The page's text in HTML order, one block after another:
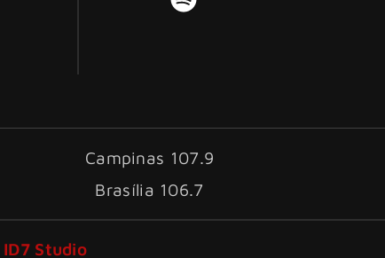
Campinas 107.9
Brasília 106.7
ID7 Studio